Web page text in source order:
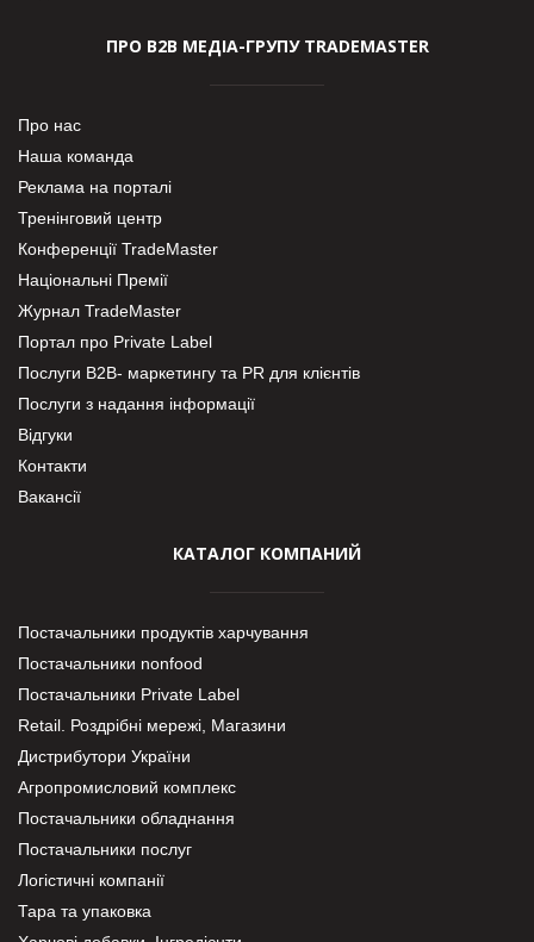
ПРО В2В МЕДІА-ГРУПУ TRADEMASTER
Про нас
Наша команда
Реклама на порталі
Тренінговий центр
Конференції TradeMaster
Національні Премії
Журнал TradeMaster
Портал про Private Label
Послуги В2В- маркетингу та PR для клієнтів
Послуги з надання інформації
Відгуки
Контакти
Вакансії
КАТАЛОГ КОМПАНИЙ
Постачальники продуктів харчування
Постачальники nonfood
Постачальники Private Label
Retail. Роздрібні мережі, Магазини
Дистрибутори України
Агропромисловий комплекс
Постачальники обладнання
Постачальники послуг
Логістичні компанії
Тара та упаковка